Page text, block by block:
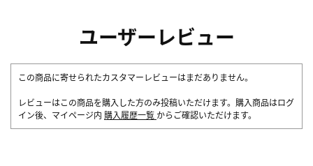
ユーザーレビュー
この商品に寄せられたカスタマーレビューはまだありません。
レビューはこの商品を購入した方のみ投稿いただけます。購入商品はログ
イン後、マイページ内 購入履歴一覧 からご確認いただけます。